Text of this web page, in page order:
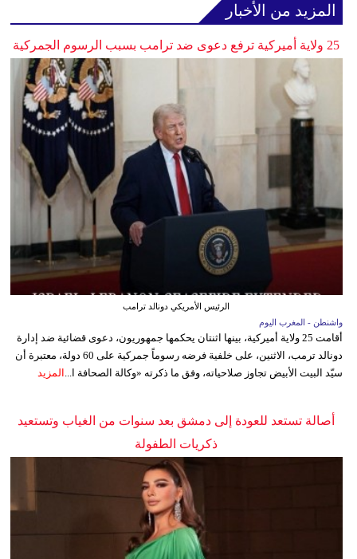
المزيد من الأخبار
25 ولاية أميركية ترفع دعوى ضد ترامب بسبب الرسوم الجمركية
الرئيس الأمريكي دونالد ترامب
واشنطن - المغرب اليوم
أقامت 25 ولاية أميركية، بينها اثنتان يحكمها جمهوريون، دعوى قضائية ضد إدارة
دونالد ترمب، الاثنين، على خلفية فرضه رسوماً جمركية على 60 دولة، معتبرة أن
سيّد البيت الأبيض تجاوز صلاحياته، وفق ما ذكرته «وكالة الصحافة ا... المزيد
أصالة تستعد للعودة إلى دمشق بعد سنوات من الغياب وتستعيد
ذكريات الطفولة